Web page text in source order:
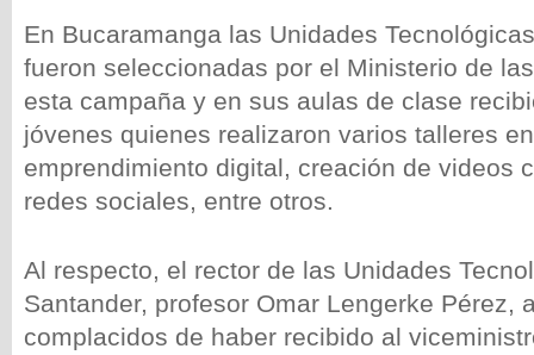
En Bucaramanga las Unidades
fueron seleccionadas por el Ministerio de
esta campaña y en sus aulas de clase
jóvenes quienes realizaron varios talleres
emprendimiento digital, creación de videos
redes sociales, entre otros.
Al respecto, el rector de las Unidades
Santander, profesor Omar Lengerke Pérez,
complacidos de haber recibido al